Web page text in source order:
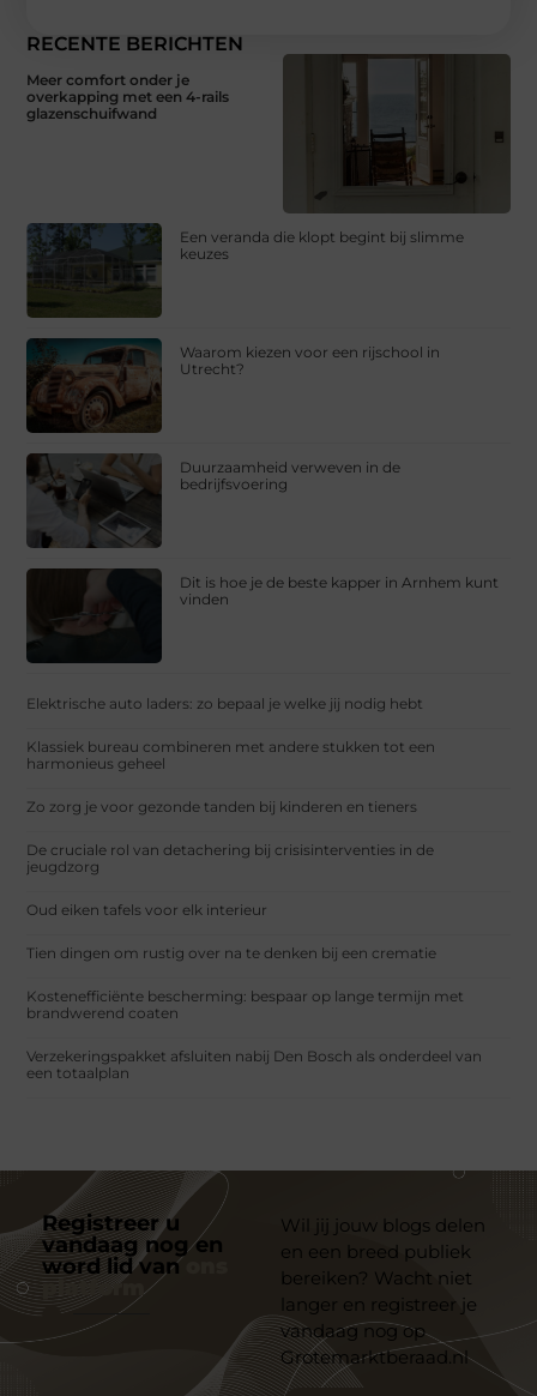
RECENTE BERICHTEN
Meer comfort onder je
overkapping met een 4-rails
glazenschuifwand
Een veranda die klopt begint bij slimme
keuzes
Waarom kiezen voor een rijschool in
Utrecht?
Duurzaamheid verweven in de
bedrijfsvoering
Dit is hoe je de beste kapper in Arnhem kunt
vinden
Elektrische auto laders: zo bepaal je welke jij nodig hebt
Klassiek bureau combineren met andere stukken tot een
harmonieus geheel
Zo zorg je voor gezonde tanden bij kinderen en tieners
De cruciale rol van detachering bij crisisinterventies in de
jeugdzorg
Oud eiken tafels voor elk interieur
Tien dingen om rustig over na te denken bij een crematie
Kostenefficiënte bescherming: bespaar op lange termijn met
brandwerend coaten
Verzekeringspakket afsluiten nabij Den Bosch als onderdeel van
een totaalplan
Registreer u
vandaag nog en
word lid van
platform
Wil jij jouw blogs delen
en een breed publiek
bereiken? Wacht niet
langer en registreer je
vandaag nog op
Grotemarktberaad.nl